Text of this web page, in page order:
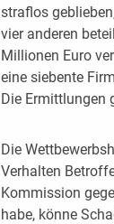
straflos
vier anderen
Millionen Euro
eine siebente
Die Ermittlungen
Die
Verhalten
Kommission
habe, könne